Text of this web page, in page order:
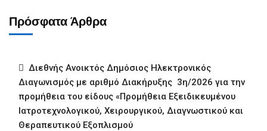
Πρόσφατα Άρθρα
Διεθνής Ανοικτός Δημόσιος Ηλεκτρονικός
Διαγωνισμός με αριθμό Διακήρυξης 3η/2026 για την
προμήθεια του είδους «Προμήθεια Εξειδικευμένου
Ιατροτεχνολογικού, Χειρουργικού, Διαγνωστικού και
Θεραπευτικού Εξοπλισμού